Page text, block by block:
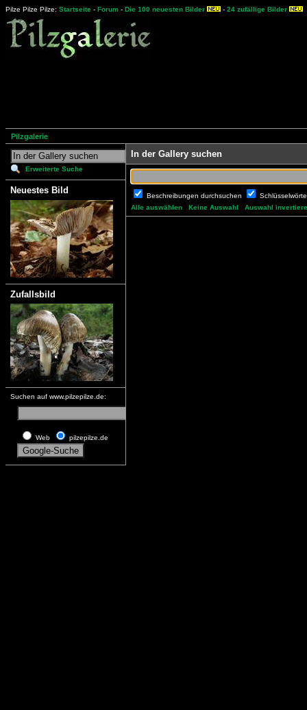
Pilze Pilze Pilze: Startseite - Forum - Die 100 neuesten Bilder - 24 zufällige Bilder
Pilzgalerie
Erweiterte Suche
Neuestes Bild
Zufallsbild
Suchen auf www.pilzepilze.de:
Web pilzepilze.de
In der Gallery suchen
Beschreibungen durchsuchen
Alle auswählen
Keine Auswahl Auswahl